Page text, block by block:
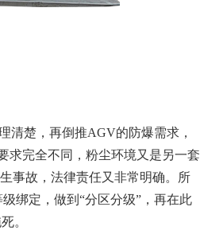
清楚，再倒推AGV的防爆需求，
求完全不同，粉尘环境又是另一套
事故，法律责任又非常明确。所
绑定，做到“分区分级”，再在此
。